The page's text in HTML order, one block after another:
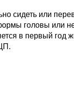
сидеть или
головы или
в первый год